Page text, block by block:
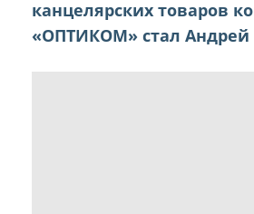
канцелярских товаров
«ОПТИКОМ» стал